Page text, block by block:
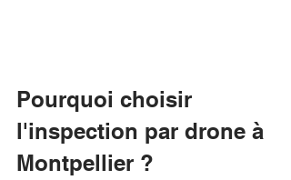
Pourquoi choisir
l'inspection par drone à
Montpellier ?